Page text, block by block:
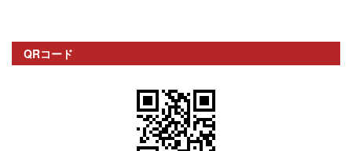
QRコード